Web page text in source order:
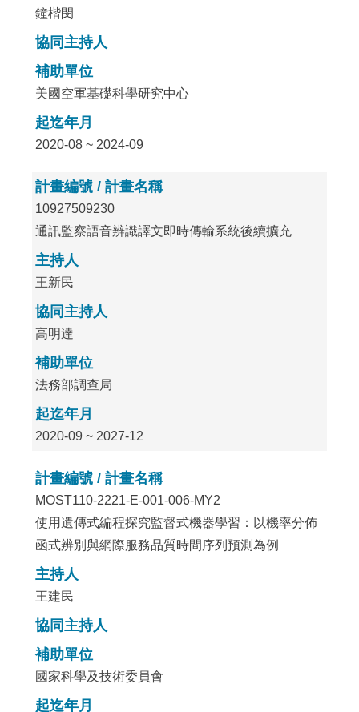
鐘楷閔
協同主持人
補助單位
美國空軍基礎科學研究中心
起迄年月
2020-08 ~ 2024-09
計畫編號 / 計畫名稱
10927509230
通訊監察語音辨識譯文即時傳輸系統後續擴充
主持人
王新民
協同主持人
高明達
補助單位
法務部調查局
起迄年月
2020-09 ~ 2027-12
計畫編號 / 計畫名稱
MOST110-2221-E-001-006-MY2
使用遺傳式編程探究監督式機器學習：以機率分佈
函式辨別與網際服務品質時間序列預測為例
主持人
王建民
協同主持人
補助單位
國家科學及技術委員會
起迄年月